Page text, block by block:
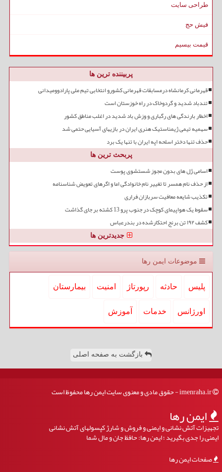
طراحی سایت
فیش حج
قیمت بیسیم
پربیننده ترین ها
قهرمانی کرمانشاه درمسابقات قهرمانی کشورو انتخابی تیم ملی پارادوومیدانی
تندباد شدید و گردوخاک در راه خوزستان است
اخطار بارندگی های رگباری و وزش باد شدید در اغلب مناطق کشور
سهمیه تیمی ژیمناستیک هنری ایران در بازیهای آسیایی حتمی شد
حذف تنها دختر اسلحه اپه ایران با تنها یک برد
پربحث ترین ها
اسامی ژل های بدون مجوز شستشوی پوست
از حذف نام همسر تا تغییر نام خانوادگی اما و اگرهای تعویض شناسنامه
تکذیب شایعه معافیت سربازان فراری
سقوط یک هواپیمای کوچک در جنوب پرو 13 کشته بر جای گذاشت
کشف ۱۹۲ تن برنج احتکارشده در بندرعباس
جدیدترین ها
موضوعات ایمن رها
پلیس حادثه رپورتاژ امنیت بیمارستان
اورژانس خدمات آموزش
بازگشت به صفحه اصلی
ایمن رها
تجهیزات آتش نشانی و ایمنی و فروش و شارژ کپسولهای آتش نشانی
ایمنی را جدی بگیرید ؛ ایمن رها: حافظ جان و مال شما
صفحات ایمن رها